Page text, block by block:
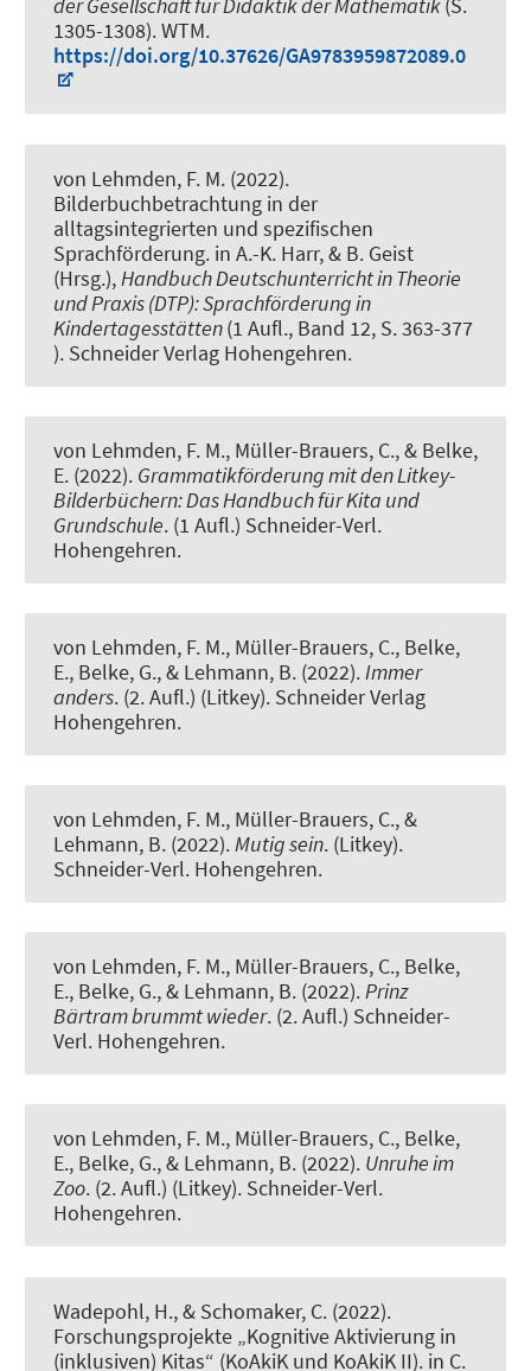
der Gesellschaft für Didaktik der Mathematik(S.
1305-1308). WTM.
https://doi.org/10.37626/GA9783959872089.0
von Lehmden, F. M. (2022).
Bilderbuchbetrachtung in der
alltagsintegrierten und spezifischen
Sprachförderung. in A.-K. Harr, & B. Geist
(Hrsg.), Handbuch Deutschunterricht in Theorie
und Praxis (DTP): Sprachförderung in
Kindertagesstätten(1 Aufl., Band 12, S. 363-377
). Schneider Verlag Hohengehren.
von Lehmden, F. M., Müller-Brauers, C., & Belke,
E. (2022). Grammatikförderung mit den Litkey-
Bilderbüchern: Das Handbuch für Kita und
Grundschule. (1 Aufl.) Schneider-Verl.
Hohengehren.
von Lehmden, F. M., Müller-Brauers, C., Belke,
E., Belke, G., & Lehmann, B. (2022).Immer
anders. (2. Aufl.) (Litkey). Schneider Verlag
Hohengehren.
von Lehmden, F. M., Müller-Brauers, C., &
Lehmann, B. (2022).Mutig sein. (Litkey).
Schneider-Verl. Hohengehren.
von Lehmden, F. M., Müller-Brauers, C., Belke,
E., Belke, G., & Lehmann, B. (2022).Prinz
Bärtram brummt wieder. (2. Aufl.) Schneider-
Verl. Hohengehren.
von Lehmden, F. M., Müller-Brauers, C., Belke,
E., Belke, G., & Lehmann, B. (2022). Unruhe im
Zoo. (2. Aufl.) (Litkey). Schneider-Verl.
Hohengehren.
Wadepohl, H., & Schomaker, C. (2022).
Forschungsprojekte „Kognitive Aktivierung in
(inklusiven) Kitas“ (KoAkiK und KoAkiK II). in C.